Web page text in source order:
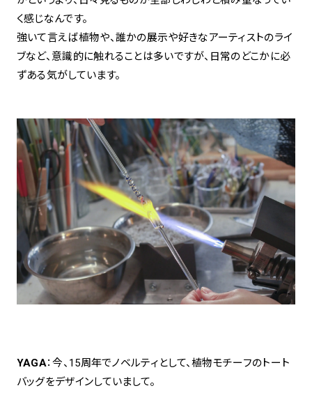
く感じなんです。
強いて言えば植物や、誰かの展示や好きなアーティストのライ
ブなど、意識的に触れることは多いですが、日常のどこかに必
ずある気がしています。
YAGA：今、15周年でノベルティとして、植物モチーフのトート
バッグをデザインしていまして。